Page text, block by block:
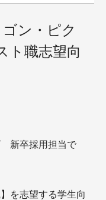
ン・ピク
ト職志望向
新卒採用担当で
を志望する学生向